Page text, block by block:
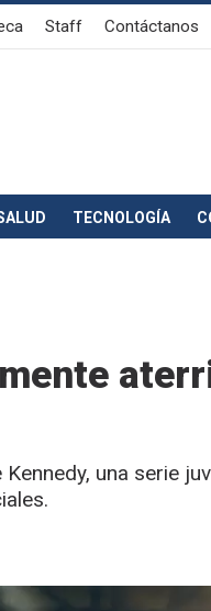
Staff Contáctanos
TECNOLOGÍA
una serie